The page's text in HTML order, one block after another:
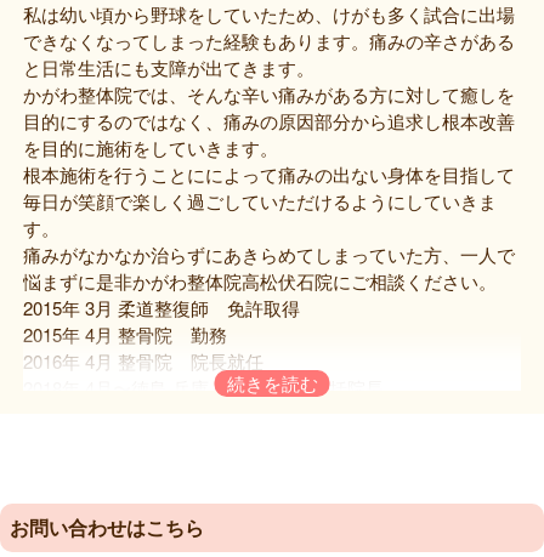
私は幼い頃から野球をしていたため、けがも多く試合に出場
できなくなってしまった経験もあります。痛みの辛さがある
と日常生活にも支障が出てきます。
かがわ整体院では、そんな辛い痛みがある方に対して癒しを
目的にするのではなく、痛みの原因部分から追求し根本改善
を目的に施術をしていきます。
根本施術を行うことにによって痛みの出ない身体を目指して
毎日が笑顔で楽しく過ごしていただけるようにしていきま
す。
痛みがなかなか治らずにあきらめてしまっていた方、一人で
悩まずに是非かがわ整体院高松伏石院にご相談ください。
2015年 3月 柔道整復師 免許取得
2015年 4月 整骨院 勤務
2016年 4月 整骨院 院長就任
2018年 4月〜徳島 兵庫 香川 13院 統括院長
柔道整復師（国家資格）
お問い合わせはこちら